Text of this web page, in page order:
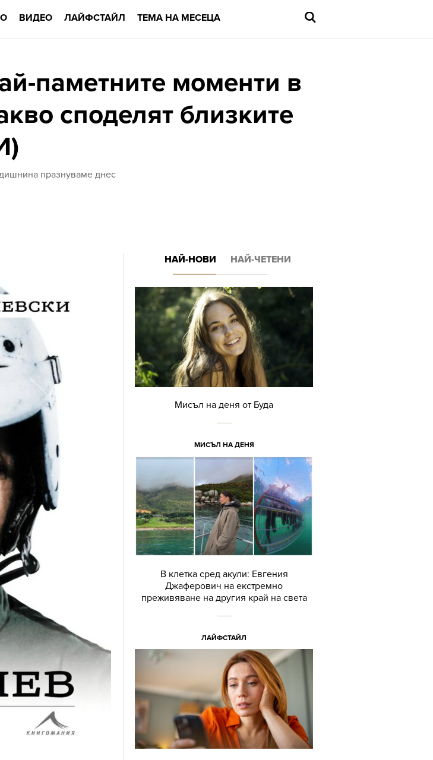
ВИДЕО ЛАЙФСТАЙЛ ТЕМА НА МЕСЕЦА
паметните моменти в
споделят близките
празнуваме днес
НАЙ-НОВИ НАЙ-ЧЕТЕНИ
Мисъл на деня от Буда
МИСЪЛ НА ДЕНЯ
В клетка сред акули: Евгения
Джаферович на екстремно
преживяване на другия край на света
ЛАЙФСТАЙЛ